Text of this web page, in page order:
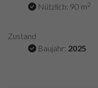
Nützlich: 90 m2
Zustand
Baujahr: 2025